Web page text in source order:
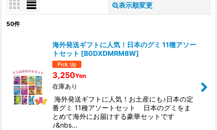
表示順変更
50件
海外発送ギフトに人気！日本のグミ 11種アソー
トセット [B0DXDMRM8W]
3,250Yen
在庫あり
海外発送ギフトに人気！お土産にも♪日本の定
番グミ 11種アソートセット 日本のグミをま
とめて海外にお届けする豪華セットです
♪&nbs…